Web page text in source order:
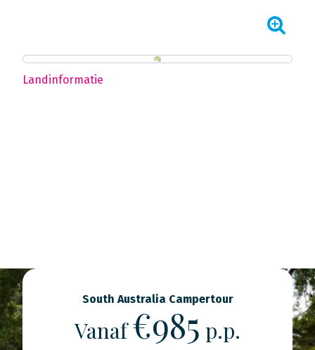
Landinformatie
South Australia Campertour
Vanaf€985 p.p.